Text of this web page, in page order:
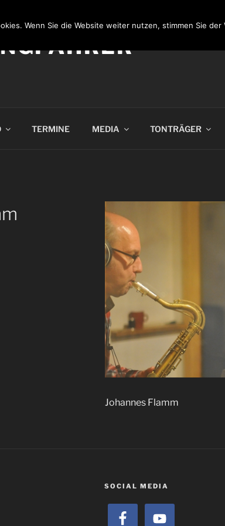
TERMINE MEDIA TONTRÄGER
Johannes Flamm
SOCIAL MEDIA
Wenn Sie die Website weiter nutzen, stimmen Sie